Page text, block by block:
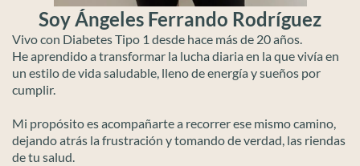
Soy Ángeles Ferrando Rodríguez
Vivo con Diabetes Tipo 1 desde hace más de 20 años.
He aprendido a transformar la lucha diaria en la que vivía en
un estilo de vida saludable, lleno de energía y sueños por
cumplir.
Mi propósito es acompañarte a recorrer ese mismo camino,
dejando atrás la frustración y tomando de verdad, las riendas
de tu salud.